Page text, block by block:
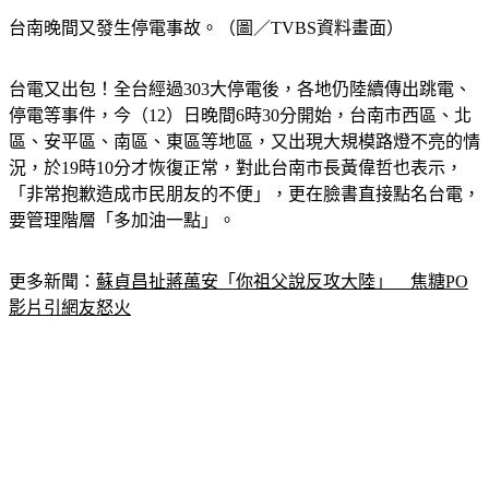
台南晚間又發生停電事故。（圖／TVBS資料畫面）
台電又出包！全台經過303大停電後，各地仍陸續傳出跳電、
停電等事件，今（12）日晚間6時30分開始，台南市西區、北
區、安平區、南區、東區等地區，又出現大規模路燈不亮的情
況，於19時10分才恢復正常，對此台南市長黃偉哲也表示，
「非常抱歉造成市民朋友的不便」，更在臉書直接點名台電，
要管理階層「多加油一點」。
更多新聞： 蘇貞昌扯蔣萬安「你祖父說反攻大陸」　焦糖PO
影片引網友怒火